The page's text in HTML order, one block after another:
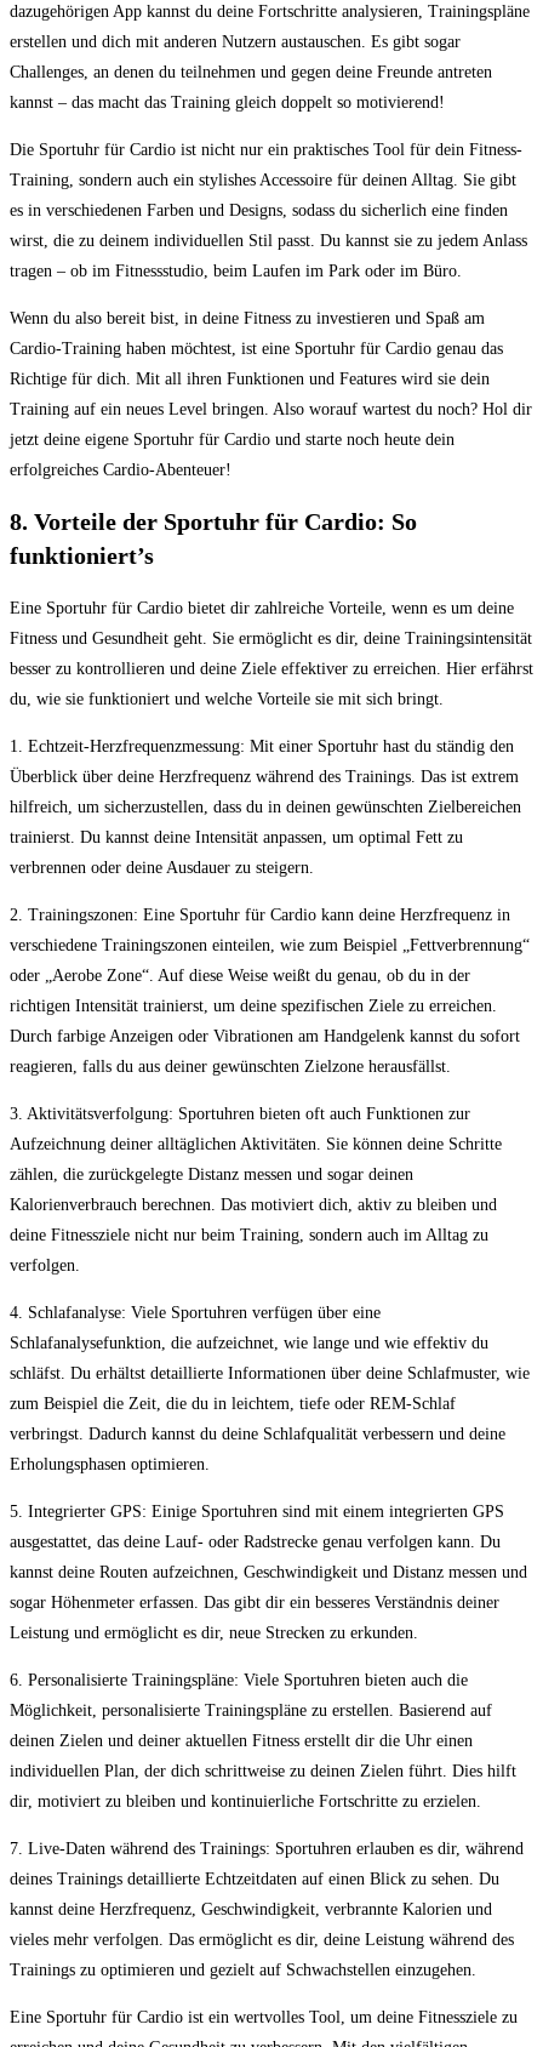
dazugehörigen ⁢App kannst du deine Fortschritte analysieren, Trainingspläne
erstellen und dich mit anderen Nutzern austauschen. Es gibt sogar‍
Challenges, an denen du teilnehmen und gegen deine Freunde antreten
kannst – das macht das Training gleich doppelt so motivierend!
Die Sportuhr für⁣ Cardio ​ist nicht nur ein praktisches Tool für dein Fitness-
Training, sondern auch ein‌ stylishes ⁣Accessoire für​ deinen Alltag. Sie gibt
es in verschiedenen Farben und Designs, sodass du sicherlich⁤ eine finden
wirst, die zu deinem individuellen Stil passt. Du kannst sie zu jedem Anlass
tragen – ob ‍im Fitnessstudio, beim Laufen im Park oder⁢ im Büro.
Wenn du also bereit bist, in deine Fitness zu investieren und Spaß am
Cardio-Training ‌haben möchtest, ist⁣ eine⁢ Sportuhr für Cardio genau das
Richtige für dich. Mit all ihren Funktionen und‌ Features wird sie dein
Training ‌auf ein neues Level bringen. Also worauf wartest ‍du noch? Hol dir
jetzt deine eigene Sportuhr für Cardio und ‍starte noch heute ⁣dein
erfolgreiches Cardio-Abenteuer!
8. Vorteile der Sportuhr für Cardio: So
funktioniert’s
Eine Sportuhr‌ für Cardio bietet dir zahlreiche Vorteile, wenn⁢ es ​um deine
Fitness und Gesundheit geht. ⁢Sie ermöglicht es ‍dir, ‌deine Trainingsintensität
besser zu​ kontrollieren und deine Ziele effektiver zu erreichen. Hier erfährst
du, wie sie funktioniert⁤ und welche Vorteile sie mit sich bringt.
1. Echtzeit-Herzfrequenzmessung: ⁤Mit einer Sportuhr hast du ständig den
Überblick‍ über ‌deine Herzfrequenz während des Trainings.⁤ Das ​ist extrem
hilfreich,⁢ um sicherzustellen, dass du in deinen gewünschten Zielbereichen
trainierst. Du kannst deine Intensität anpassen, um optimal Fett zu
verbrennen oder deine Ausdauer zu steigern.
2. Trainingszonen: Eine Sportuhr für Cardio kann deine Herzfrequenz ‌in
verschiedene Trainingszonen einteilen,‌ wie zum Beispiel „Fettverbrennung“
oder „Aerobe Zone“. Auf diese Weise‍ weißt du genau, ob du in der
richtigen Intensität trainierst, um deine spezifischen Ziele zu erreichen.
Durch farbige Anzeigen oder Vibrationen am Handgelenk ⁢kannst du sofort
reagieren, falls du aus deiner gewünschten Zielzone herausfällst.
3. Aktivitätsverfolgung: Sportuhren bieten ‌oft auch Funktionen zur
⁣Aufzeichnung deiner alltäglichen‌ Aktivitäten. Sie können deine ‌Schritte
zählen, die zurückgelegte Distanz messen und sogar deinen
Kalorienverbrauch ‌berechnen. Das motiviert dich, aktiv zu bleiben und
deine Fitnessziele nicht nur beim Training, sondern auch im Alltag zu
verfolgen.
4. Schlafanalyse:​ Viele Sportuhren‍ verfügen über eine
Schlafanalysefunktion, die aufzeichnet, wie lange und wie effektiv⁢ du⁤
schläfst. ‌Du erhältst detaillierte Informationen‍ über deine Schlafmuster, ‍wie
zum Beispiel die Zeit, die du in leichtem, tiefe oder REM-Schlaf
verbringst.‍ Dadurch kannst du deine Schlafqualität verbessern und deine
Erholungsphasen optimieren.
5. Integrierter ⁤GPS: Einige Sportuhren sind mit einem integrierten GPS
ausgestattet, das deine Lauf- oder Radstrecke genau verfolgen kann. Du
kannst ⁢deine Routen ‌aufzeichnen, Geschwindigkeit und Distanz messen und
sogar ‌Höhenmeter erfassen. Das gibt dir ein besseres Verständnis deiner
Leistung und ermöglicht ⁣es dir, neue Strecken zu erkunden.
6. Personalisierte Trainingspläne: Viele Sportuhren bieten auch die
Möglichkeit, personalisierte Trainingspläne​ zu ‌erstellen. Basierend auf
deinen Zielen und deiner aktuellen Fitness erstellt ​dir ⁤die Uhr​ einen
individuellen Plan, der‍ dich ​schrittweise zu deinen Zielen führt. Dies hilft
dir, motiviert zu bleiben‌ und kontinuierliche Fortschritte zu erzielen.
7. Live-Daten ‍während des Trainings: Sportuhren erlauben es dir, während
deines Trainings ⁢detaillierte ‍Echtzeitdaten auf einen Blick zu sehen. Du
kannst deine Herzfrequenz, Geschwindigkeit, ⁢verbrannte Kalorien und
vieles mehr verfolgen. Das ⁣ermöglicht es dir, deine Leistung ⁣während des
Trainings⁢ zu⁤ optimieren und gezielt auf Schwachstellen ⁢einzugehen.
Eine Sportuhr für Cardio ist ein wertvolles Tool, um ⁣deine Fitnessziele zu⁣